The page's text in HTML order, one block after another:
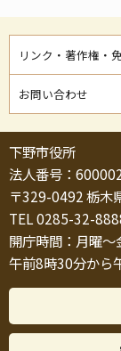
リンク・著作権・
お問い合わせ
下野市役所
法人番号：
〒329-0492 栃木
TEL 0285-32-
開庁時間：月曜
午前8時30分から